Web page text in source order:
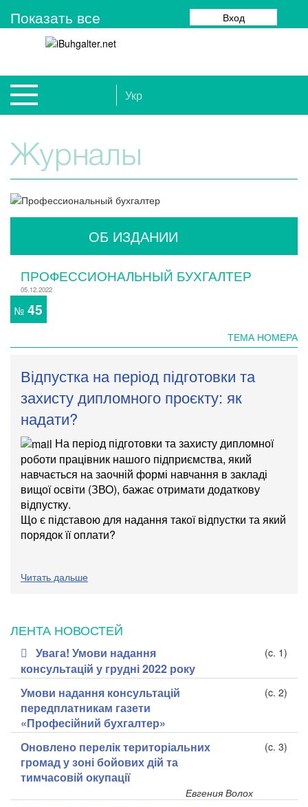
Показать все Вход
Укр
Журналы
ОБ ИЗДАНИИ
ПРОФЕССИОНАЛЬНЫЙ БУХГАЛТЕР
05.12.2022
№ 45
ТЕМА НОМЕРА
Відпустка на період підготовки та
захисту дипломного проєкту: як
надати?
На період підготовки та захисту дипломної
роботи працівник нашого підприємства, який
навчається на заочній формі навчання в закладі
вищої освіти (ЗВО), бажає отримати додаткову
відпустку.
Що є підставою для надання такої відпустки та який
порядок її оплати?
Читать дальше
ЛЕНТА НОВОСТЕЙ
Увага! Умови надання
консультацій у грудні 2022 року
(c. 1)
Умови надання консультацій
передплатникам газети
«Професійний бухгалтер»
(c. 2)
Оновлено перелік територіальних
громад у зоні бойових дій та
тимчасовій окупації
(c. 3)
Евгения Волох